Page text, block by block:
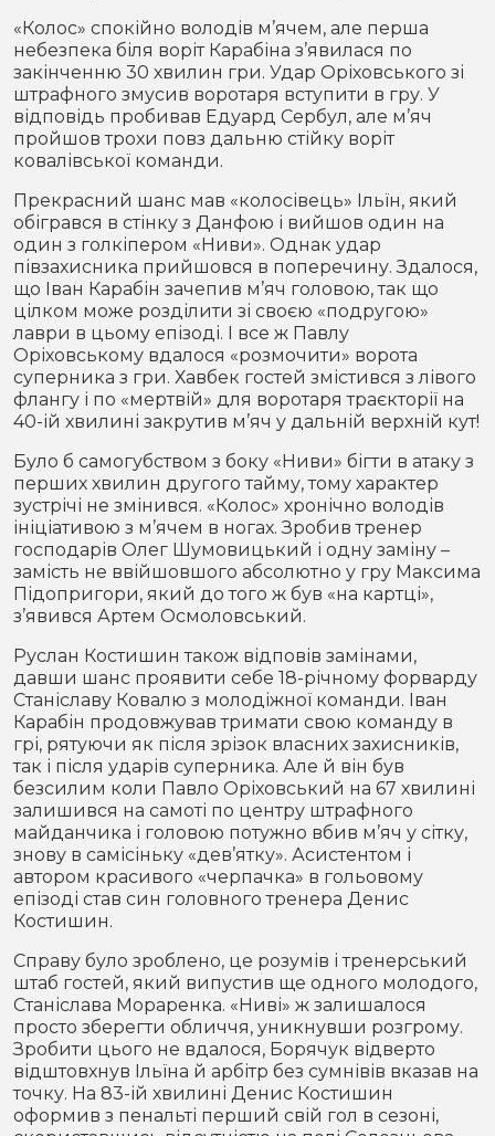
«Колос» спокійно володів м’ячем, але перша
небезпека біля воріт Карабіна з’явилася по
закінченню 30 хвилин гри. Удар Оріховського зі
штрафного змусив воротаря вступити в гру. У
відповідь пробивав Едуард Сербул, але м’яч
пройшов трохи повз дальню стійку воріт
ковалівської команди.
Прекрасний шанс мав «колосівець» Ільїн, який
обігрався в стінку з Данфою і вийшов один на
один з голкіпером «Ниви». Однак удар
півзахисника прийшовся в поперечину. Здалося,
що Іван Карабін зачепив м’яч головою, так що
цілком може розділити зі своєю «подругою»
лаври в цьому епізоді. І все ж Павлу
Оріховському вдалося «розмочити» ворота
суперника з гри. Хавбек гостей змістився з лівого
флангу і по «мертвій» для воротаря траєкторії на
40-ій хвилині закрутив м’яч у дальній верхній кут!
Було б самогубством з боку «Ниви» бігти в атаку з
перших хвилин другого тайму, тому характер
зустрічі не змінився. «Колос» хронічно володів
ініціативою з м’ячем в ногах. Зробив тренер
господарів Олег Шумовицький і одну заміну –
замість не ввійшовшого абсолютно у гру Максима
Підопригори, який до того ж був «на картці»,
з’явився Артем Осмоловський.
Руслан Костишин також відповів замінами,
давши шанс проявити себе 18-річному форварду
Станіславу Ковалю з молодіжної команди. Іван
Карабін продовжував тримати свою команду в
грі, рятуючи як після зрізок власних захисників,
так і після ударів суперника. Але й він був
безсилим коли Павло Оріховський на 67 хвилині
залишився на самоті по центру штрафного
майданчика і головою потужно вбив м’яч у сітку,
знову в самісіньку «дев’ятку». Асистентом і
автором красивого «черпачка» в гольовому
епізоді став син головного тренера Денис
Костишин.
Справу було зроблено, це розумів і тренерський
штаб гостей, який випустив ще одного молодого,
Станіслава Мораренка. «Ниві» ж залишалося
просто зберегти обличчя, уникнувши розгрому.
Зробити цього не вдалося, Борячук відверто
відштовхнув Ільїна й арбітр без сумнівів вказав на
точку. На 83-ій хвилині Денис Костишин
оформив з пенальті перший свій гол в сезоні,